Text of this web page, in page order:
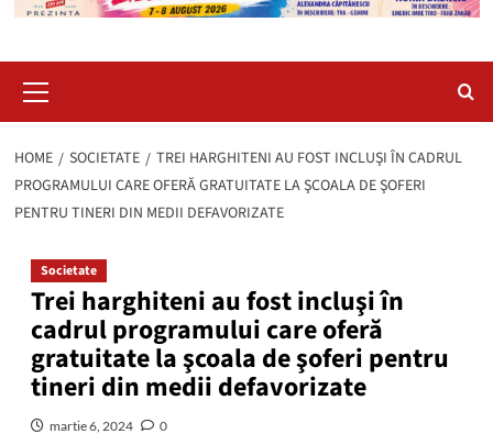
Menu
HOME SOCIETATE
TREI HARGHITENI AU FOST INCLUŞI ÎN CADRUL
PROGRAMULUI CARE OFERĂ GRATUITATE LA ŞCOALA DE ŞOFERI
PENTRU TINERI DIN MEDII DEFAVORIZATE
Societate
Trei harghiteni au fost incluşi în
cadrul programului care oferă
gratuitate la şcoala de şoferi pentru
tineri din medii defavorizate
martie 6, 2024 0